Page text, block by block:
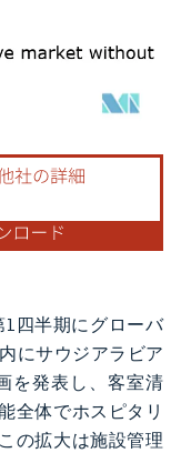
表示が必要です。
1四半期にグローバ
にサウジアラビア
を発表し、客室清
全体でホスピタリ
の拡大は施設管理